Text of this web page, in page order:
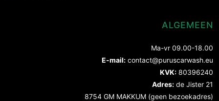
ALGEMEEN
Ma-vr 09.00-18.00
E-mail: contact@puruscarwash.eu
KVK: 80396240
Adres: de Jister 21
8754 GM MAKKUM (geen bezoekadres)